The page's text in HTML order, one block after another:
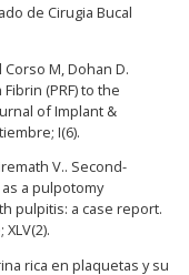
de Cirugia Bucal
M, Dohan D.
(PRF) to the
of Implant &
I(6).
V.. Second-
a pulpotomy
pulpitis: a case report.
rica en plaquetas y su